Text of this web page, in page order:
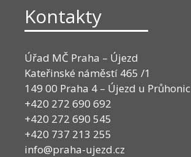
Kontakty
Úřad MČ Praha – Újezd
Kateřinské náměstí 465 /1
149 00 Praha 4 – Újezd u Průhonic
+420 272 690 692
+420 272 690 545
+420 737 213 255
info@praha-ujezd.cz